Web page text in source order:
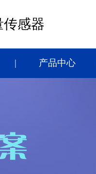
传感器
产品中心